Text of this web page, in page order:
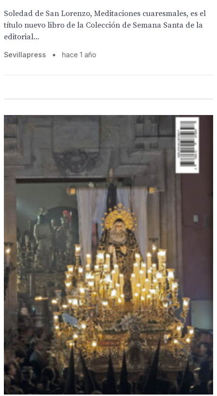
Soledad de San Lorenzo, Meditaciones cuaresmales, es el
título nuevo libro de la Colección de Semana Santa de la
editorial...
Sevillapress • hace 1 año